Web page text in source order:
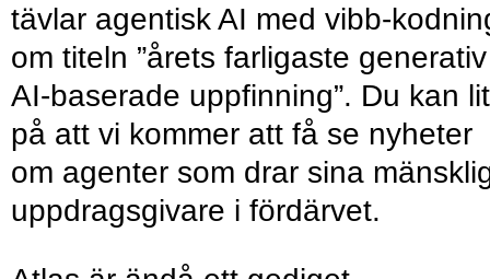
tävlar agentisk AI med vibb-
om titeln ”årets farligaste generativ
AI-baserade uppfinning”. Du kan
på att vi kommer att få se nyheter
om agenter som drar sina
uppdragsgivare i fördärvet.